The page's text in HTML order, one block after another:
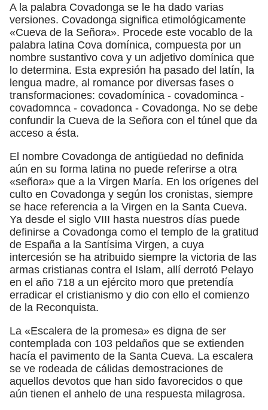
A la palabra Covadonga se le ha dado varias
versiones. Covadonga significa etimológicamente
«Cueva de la Señora». Procede este vocablo de la
palabra latina Cova domínica, compuesta por un
nombre sustantivo cova y un adjetivo domínica que
lo determina. Esta expresión ha pasado del latín, la
lengua madre, al romance por diversas fases o
transformaciones: covadomínica - covadominca -
covadomnca - covadonca - Covadonga. No se debe
confundir la Cueva de la Señora con el túnel que da
acceso a ésta.
El nombre Covadonga de antigüedad no definida
aún en su forma latina no puede referirse a otra
«señora» que a la Virgen María. En los orígenes del
culto en Covadonga y según los cronistas, siempre
se hace referencia a la Virgen en la Santa Cueva.
Ya desde el siglo VIII hasta nuestros días puede
definirse a Covadonga como el templo de la gratitud
de España a la Santísima Virgen, a cuya
intercesión se ha atribuido siempre la victoria de las
armas cristianas contra el Islam, allí derrotó Pelayo
en el año 718 a un ejército moro que pretendía
erradicar el cristianismo y dio con ello el comienzo
de la Reconquista.
La «Escalera de la promesa» es digna de ser
contemplada con 103 peldaños que se extienden
hacía el pavimento de la Santa Cueva. La escalera
se ve rodeada de cálidas demostraciones de
aquellos devotos que han sido favorecidos o que
aún tienen el anhelo de una respuesta milagrosa.